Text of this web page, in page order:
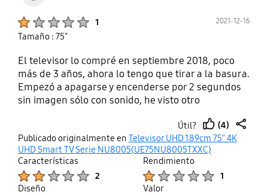
1 2021-12-16
Tamaño : 75"
El televisor lo compré en septiembre 2018, poco
más de 3 años, ahora lo tengo que tirar a la basura.
Empezó a apagarse y encenderse por 2 segundos
sin imagen sólo con sonido, he visto otro
el display está roto y que la reparación vale más
que el televisor. 3 años de vida de un tv de este
precio y características es lamentable. La garantía
sólo cubre los 2 primeros años por lo que nada que
hacer.
Útil?
thumb
up
(4)
share
Publicado originalmente en Televisor UHD 189cm 75" 4K
UHD Smart TV Serie NU8005(UE75NU8005TXXC)
Características
2
Rendimiento
1
Diseño
Valor